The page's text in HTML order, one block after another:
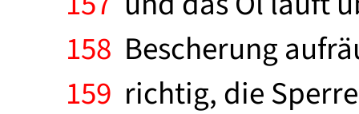
158 Bescherung
159 richtig, die